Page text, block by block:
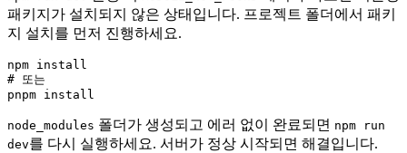
패키지가 설치되지 않은 상태입니다. 프로젝트 폴더에서 패키
지 설치를 먼저 진행하세요.
npm install
# 또는
node_modules 폴더가 생성되고 에러 없이 완료되면 npm run
dev를 다시 실행하세요. 서버가 정상 시작되면 해결입니다.